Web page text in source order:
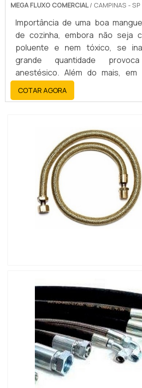
MEGA FLUXO COMERCIAL/ CAMPINAS - SP
Importância de uma boa
de cozinha, embora não seja
poluente e nem tóxico, se
grande quantidade
anestésico. Além do mais, em
vazamento em ambientes sem
pode causar uma explosão, e
para gás se faz
mangueiraA mangueira flexível
pode ser confeccionad...
COTAR AGORA